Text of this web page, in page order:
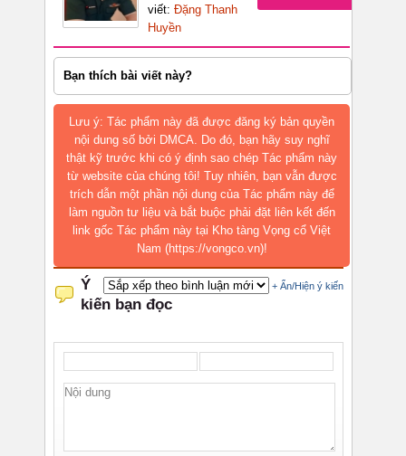
viết: Đặng Thanh
Huyền
Bạn thích bài viết này?
Lưu ý: Tác phẩm này đã được đăng ký bản quyền
nội dung số bởi DMCA. Do đó, bạn hãy suy nghĩ
thật kỹ trước khi có ý định sao chép Tác phẩm này
từ website của chúng tôi! Tuy nhiên, bạn vẫn được
trích dẫn một phần nội dung của Tác phẩm này để
làm nguồn tư liệu và bắt buộc phải đặt liên kết đến
link gốc Tác phẩm này tại Kho tàng Vọng cổ Việt
Nam (https://vongco.vn)!